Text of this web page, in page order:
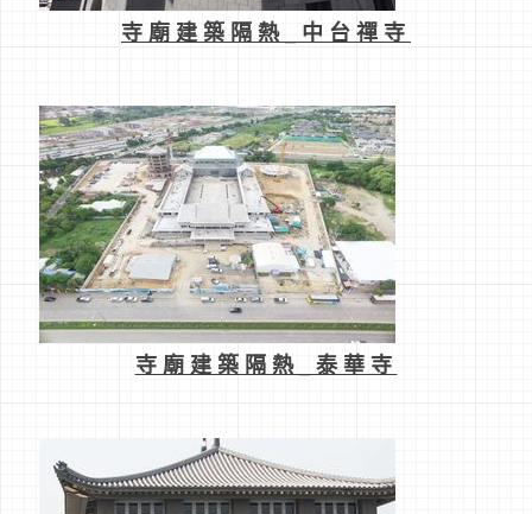
寺廟建築隔熱_中台禪寺
寺廟建築隔熱_泰華寺